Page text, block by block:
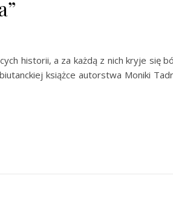
historii, a za każdą z nich kryje się
książce autorstwa Moniki